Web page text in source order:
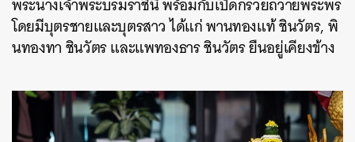
โดยมีบุตรชายและบุตรสาว ได้แก่ พานทองแท้ ชินวัตร, พิ
นทองทา ชินวัตร และแพทองธาร ชินวัตร ยืนอยู่เคียงข้าง